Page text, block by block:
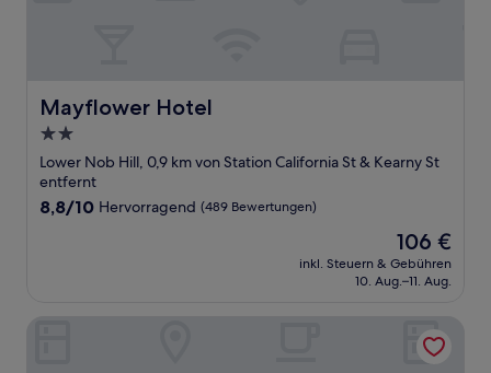
Mayflower Hotel
Mayflower Hotel
2.0-
Sterne-
Unterkunft
Lower Nob Hill, 0,9 km von Station California St & Kearny St
entfernt
8.8
8,8/10 Hervorragend (489 Bewertungen)
Der
Preis
beträgt
106 €
inkl. Steuern & Gebühren
10. Aug.–11. Aug.